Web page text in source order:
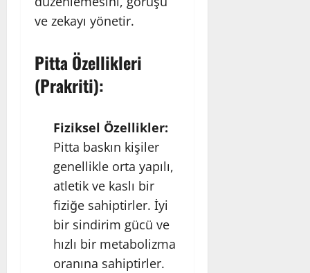
ve zekayı yönetir.
Pitta Özellikleri
(Prakriti):
Fiziksel Özellikler:
Pitta baskın kişiler
genellikle orta yapılı,
atletik ve kaslı bir
fiziğe sahiptirler. İyi
bir sindirim gücü ve
hızlı bir metabolizma
oranına sahiptirler.